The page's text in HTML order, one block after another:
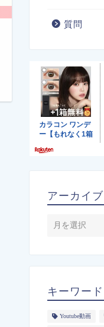
質問
アーカイブ
キーワード
Youtube動画